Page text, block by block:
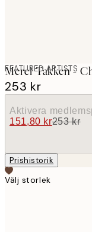
FEATURED ARTISTS
Merel Takken -
253 kr
Aktivera
151,80 kr253 kr
Prishistorik
Välj storlek